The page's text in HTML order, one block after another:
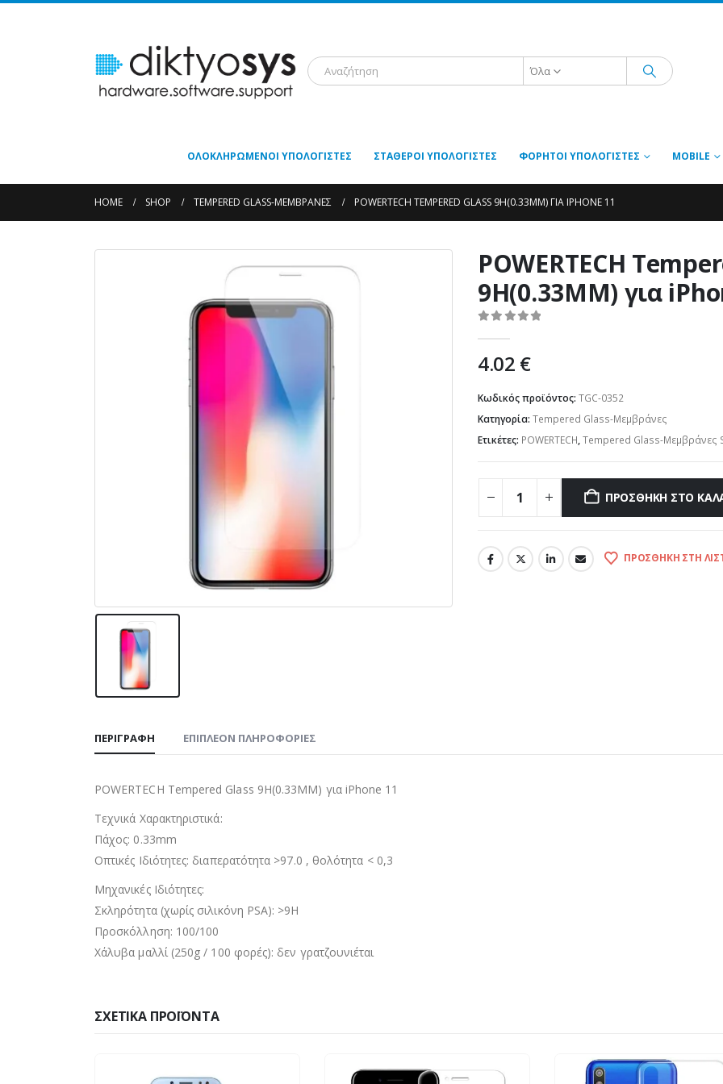
Όλα
ΟΛΟΚΛΗΡΩΜΈΝΟΙ ΥΠΟΛΟΓΙΣΤΈΣ ΣΤΑΘΕΡΟΊ ΥΠΟΛΟΓΙΣΤΈΣ ΦΟΡΗΤΟΊ ΥΠΟΛΟΓΙΣΤΈΣ MOBILE
HOME SHOP TEMPERED GLASS-ΜΕΜΒΡΆΝΕΣ POWERTECH TEMPERED GLASS 9H(0.33MM) ΓΙΑ IPHONE 11
POWERTECH
9H(0.33MM) για
4.02 €
Κωδικός προϊόντος: TGC-0352
Κατηγορία: Tempered Glass-Μεμβράνες
Ετικέτες: POWERTECH,Tempered Glass-Μεμβράνες
ΠΡΟΣΘΉΚΗ ΣΤΟ
ΠΡΟΣΘΉΚΗ ΣΤΗ
ΠΕΡΙΓΡΑΦΉ ΕΠΙΠΛΈΟΝ ΠΛΗΡΟΦΟΡΊΕΣ
POWERTECH Tempered Glass 9H(0.33MM) για iPhone 11
Τεχνικά Χαρακτηριστικά:
Πάχος: 0.33mm
Οπτικές Ιδιότητες: διαπερατότητα >97.0 , θολότητα < 0,3
Μηχανικές Ιδιότητες:
Σκληρότητα (χωρίς σιλικόνη PSA): >9H
Προσκόλληση: 100/100
Χάλυβα μαλλί (250g / 100 φορές): δεν γρατζουνιέται
ΣΧΕΤΙΚΆ ΠΡΟΪΌΝΤΑ